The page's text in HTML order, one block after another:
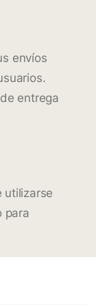
envíos
entrega
utilizarse
para